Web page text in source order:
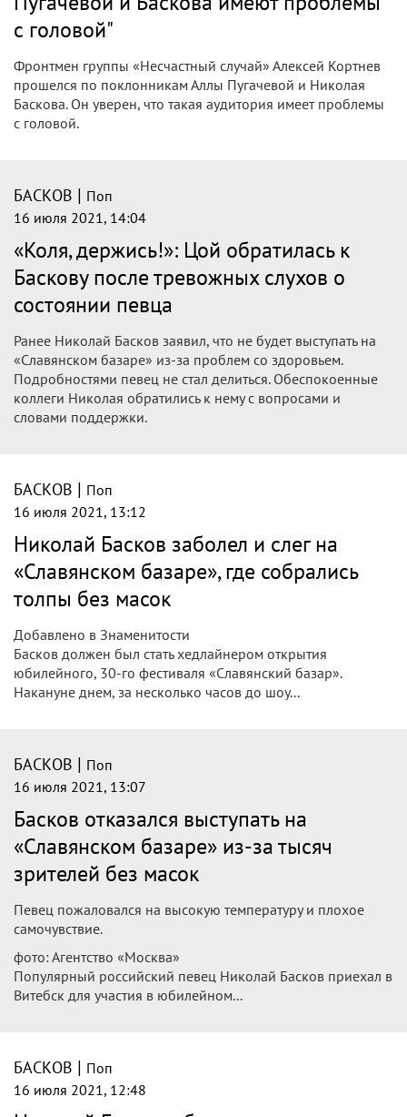
16 июля 2021, 16:15
«Коля! Держись!» Цой обратилась к
отменившему выступление больному
Баскову
«Коля! Держись!» Цой обратилась к отменившему
БАСКОВ|Поп
16 июля 2021, 15:37
Певец Николай Басков не стал
выступать на открытии «Славянского
базара» в Витебске
Российский певец Николай Басков не смог выступить на
открытии фестиваля "Славянский базар в Витебске" в связи
с повышенной температурой и недомоганием.
БАСКОВ | Поп
16 июля 2021, 15:08
Алексей Кортнев: "Любящие творчество
Пугачевой и Баскова имеют проблемы
с головой"
Фронтмен группы «Несчастный случай» Алексей Кортнев
прошелся по поклонникам Аллы Пугачевой и Николая
Баскова. Он уверен, что такая аудитория имеет проблемы
с головой.
БАСКОВ | Поп
16 июля 2021, 14:04
«Коля, держись!»: Цой обратилась к
Баскову после тревожных слухов о
состоянии певца
Ранее Николай Басков заявил, что не будет выступать на
«Славянском базаре» из-за проблем со здоровьем.
Подробностями певец не стал делиться. Обеспокоенные
коллеги Николая обратились к нему с вопросами и
словами поддержки.
16 июля 2021, 13:12
Николай Басков заболел и слег на